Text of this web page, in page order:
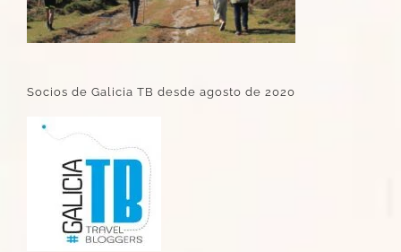
Socios de Galicia TB desde agosto de 2020